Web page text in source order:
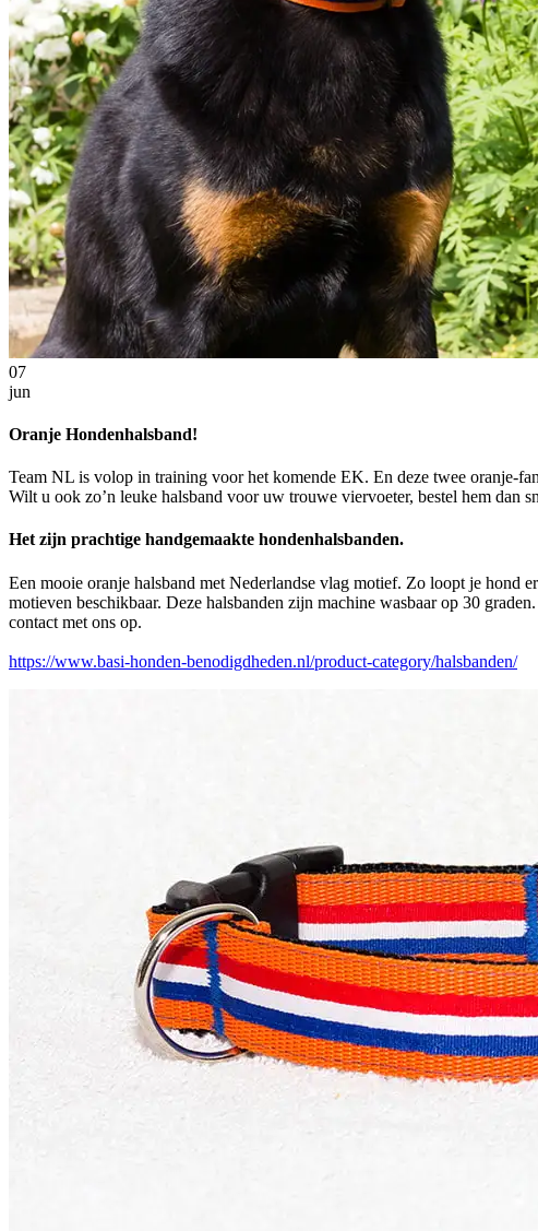
07
jun
Oranje Hondenhalsband!
Team NL is volop in training voor het komende EK. En deze twee oranje-
Wilt u ook zo’n leuke halsband voor uw trouwe viervoeter, bestel hem dan
Het zijn prachtige handgemaakte hondenhalsbanden.
Een mooie oranje halsband met Nederlandse vlag motief. Zo loopt je hond
motieven beschikbaar. Deze halsbanden zijn machine wasbaar op 30
contact met ons op.
https://www.basi-honden-benodigdheden.nl/product-category/halsbanden/